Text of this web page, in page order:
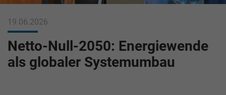
19.06.2026
Netto-Null-2050: Energiewende
als globaler Systemumbau